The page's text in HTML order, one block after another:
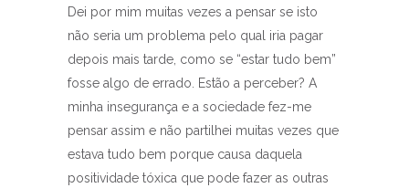
Dei por mim muitas vezes a pensar se isto
não seria um problema pelo qual iria pagar
depois mais tarde, como se “estar tudo bem”
fosse algo de errado. Estão a perceber? A
minha insegurança e a sociedade fez-me
pensar assim e não partilhei muitas vezes que
estava tudo bem porque causa daquela
positividade tóxica que pode fazer as outras